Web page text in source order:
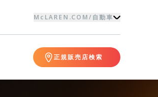
McLAREN.COM/自動車
正規販売店検索